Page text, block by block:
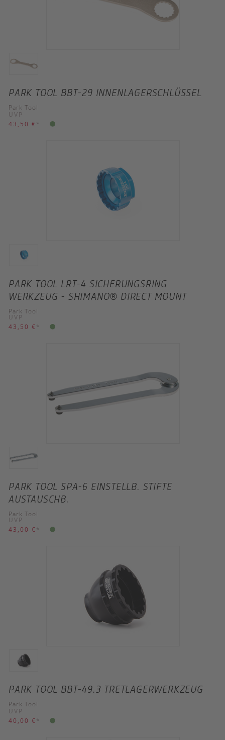
PARK TOOL BBT-29 INNENLAGERSCHLÜSSEL
Park Tool
UVP
43,50 € *
PARK TOOL LRT-4 SICHERUNGSRING
WERKZEUG - SHIMANO® DIRECT MOUNT
Park Tool
UVP
43,50 € *
PARK TOOL SPA-6 EINSTELLB. STIFTE
AUSTAUSCHB.
Park Tool
UVP
43,00 € *
PARK TOOL BBT-49.3 TRETLAGERWERKZEUG
Park Tool
UVP
40,00 € *